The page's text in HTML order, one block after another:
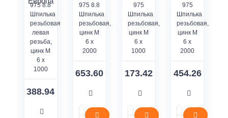
975 8.8
Шпилька
резьбовая
левая
резьба,
цинк M
6 x
1000
388.94
975 8.8
Шпилька
резьбовая,
цинк M
6 x
2000
653.60
975
Шпилька
резьбовая,
цинк M
6 x
1000
173.42
975
Шпилька
резьбовая,
цинк M
6 x
2000
454.26